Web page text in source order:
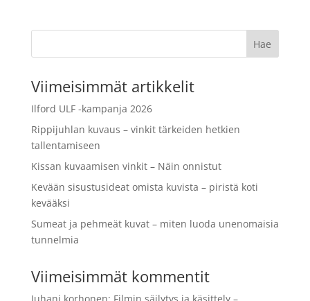
Viimeisimmät artikkelit
Ilford ULF -kampanja 2026
Rippijuhlan kuvaus – vinkit tärkeiden hetkien
tallentamiseen
Kissan kuvaamisen vinkit – Näin onnistut
Kevään sisustusideat omista kuvista – piristä koti
kevääksi
Sumeat ja pehmeät kuvat – miten luoda unenomaisia
tunnelmia
Viimeisimmät kommentit